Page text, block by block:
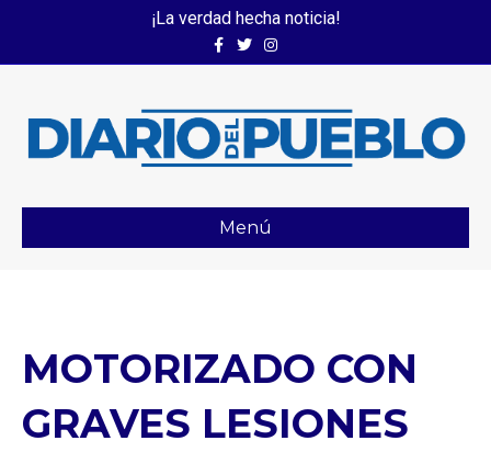
¡La verdad hecha noticia!
FacebookTwitterInstagram
Menú
MOTORIZADO CON
GRAVES LESIONES